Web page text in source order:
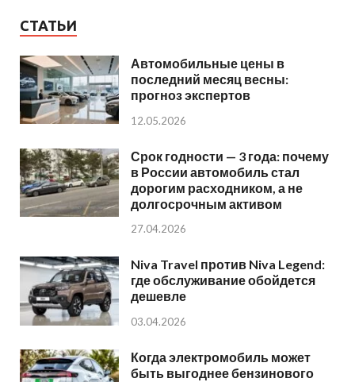
СТАТЬИ
Автомобильные цены в
последний месяц весны:
прогноз экспертов
12.05.2026
Срок годности — 3 года: почему
в России автомобиль стал
дорогим расходником, а не
долгосрочным активом
27.04.2026
Niva Travel против Niva Legend:
где обслуживание обойдется
дешевле
03.04.2026
Когда электромобиль может
быть выгоднее бензинового